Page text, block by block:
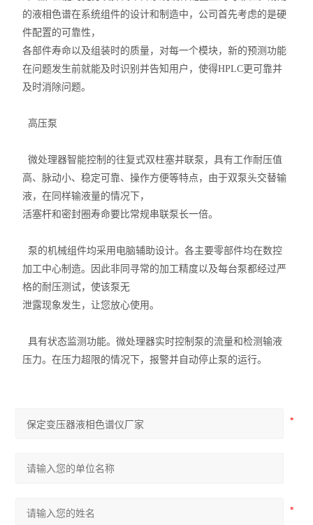
的液相色谱在系统组件的设计和制造中，公司首先考虑的是硬
件配置的可靠性，
各部件寿命以及组装时的质量，对每一个模块，新的预测功能
在问题发生前就能及时识别并告知用户，使得HPLC更可靠并
及时消除问题。
高压泵
微处理器智能控制的往复式双柱塞并联泵，具有工作耐压值
高、脉动小、稳定可靠、操作方便等特点，由于双泵头交替输
液，在同样输液量的情况下，
活塞杆和密封圈寿命要比常规串联泵长一倍。
泵的机械组件均采用电脑辅助设计。各主要零部件均在数控
加工中心制造。因此非同寻常的加工精度以及每台泵都经过严
格的耐压测试，使该泵无
泄露现象发生，让您放心使用。
具有状态监测功能。微处理器实时控制泵的流量和检测输液
压力。在压力超限的情况下，报警并自动停止泵的运行。